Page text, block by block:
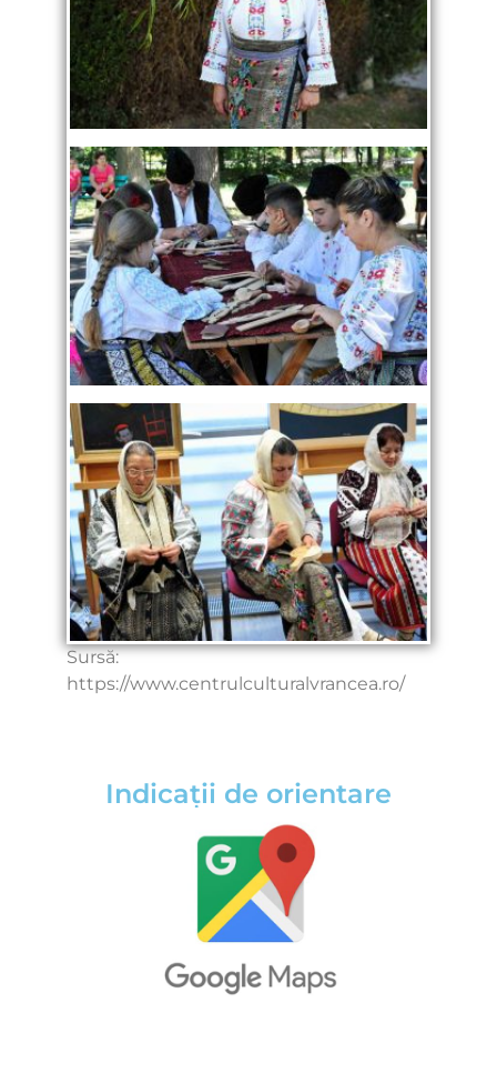
Sursă:
https://www.centrulculturalvrancea.ro/
Indicații de orientare